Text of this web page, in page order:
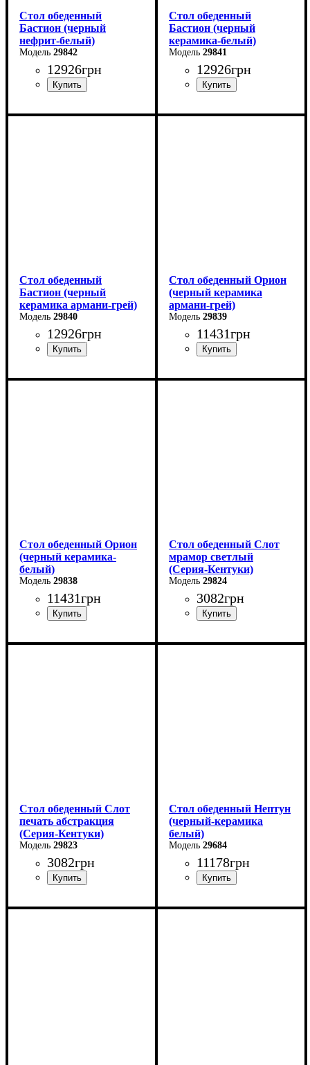
Стол обеденный
Бастион (черный
нефрит-белый)
29842
12926грн
Ширина: 140 (+60) см
Стол обеденный
Бастион (черный
керамика-белый)
29841
12926грн
Ширина: 140 (+60) см
Стол обеденный
Бастион (черный
керамика армани-грей)
29840
12926грн
Ширина: 140 (+60) см
Стол обеденный Орион
(черный керамика
армани-грей)
29839
11431грн
Ширина: 100 (+50) см
Стол обеденный Орион
(черный керамика-
белый)
29838
11431грн
Ширина: 100 (+50) см
Стол обеденный Слот
мрамор светлый
(Серия-Кентуки)
29824
3082грн
Ширина: 90 см
Стол обеденный Слот
печать абстракция
(Серия-Кентуки)
29823
3082грн
Ширина: 90 см
Стол обеденный Нептун
(черный-керамика
белый)
29684
11178грн
Ширина: 110 см